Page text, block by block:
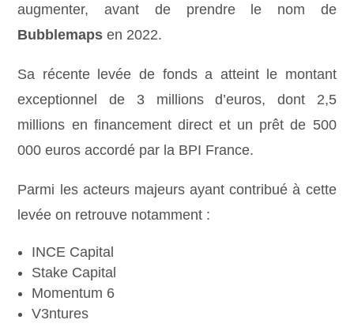
augmenter, avant de prendre le nom de
Bubblemaps en 2022.
Sa récente levée de fonds a atteint le montant
exceptionnel de 3 millions d’euros, dont 2,5
millions en financement direct et un prêt de 500
000 euros accordé par la BPI France.
Parmi les acteurs majeurs ayant contribué à cette
levée on retrouve notamment :
INCE Capital
Stake Capital
Momentum 6
V3ntures